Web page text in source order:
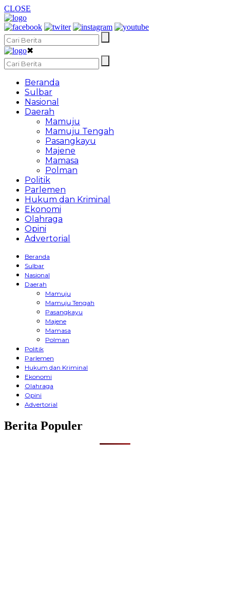
CLOSE
✖
Beranda
Sulbar
Nasional
Daerah
Mamuju
Mamuju Tengah
Pasangkayu
Majene
Mamasa
Polman
Politik
Parlemen
Hukum dan Kriminal
Ekonomi
Olahraga
Opini
Advertorial
Beranda
Sulbar
Nasional
Daerah
Mamuju
Mamuju Tengah
Pasangkayu
Majene
Mamasa
Polman
Politik
Parlemen
Hukum dan Kriminal
Ekonomi
Olahraga
Opini
Advertorial
Berita Populer